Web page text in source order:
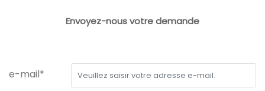
Envoyez-nous votre demande
e-mail*